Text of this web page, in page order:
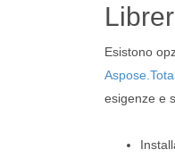
Esistono
esigenze e